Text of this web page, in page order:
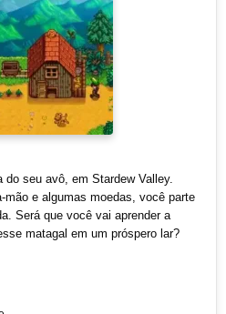
do seu avô, em Stardew Valley.
mão e algumas moedas, você parte
Será que você vai aprender a
matagal em um próspero lar?